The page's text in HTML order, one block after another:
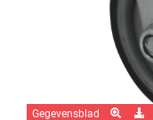
Gegevensblad